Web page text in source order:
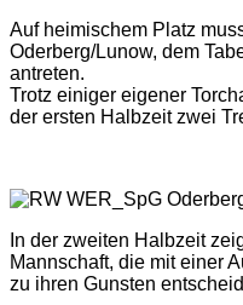
Auf heimischem Platz
Oderberg/Lunow, dem
antreten.
Trotz einiger eigener
der ersten Halbzeit zwei
In der zweiten Halbzeit
Mannschaft, die mit einer
zu ihren Gunsten